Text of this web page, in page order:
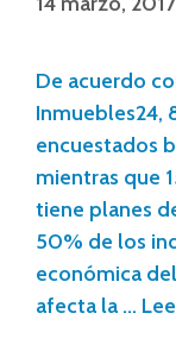
De acuerdo
Inmuebles24,
encuestados
mientras que
tiene planes
50% de los
económica
afecta la …